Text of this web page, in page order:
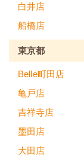
白井店
船橋店
東京都
Belle町田店
亀戸店
吉祥寺店
墨田店
大田店